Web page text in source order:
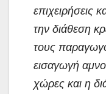
επιχειρήσεις
την διάθεση
τους
εισαγωγή
χώρες και η